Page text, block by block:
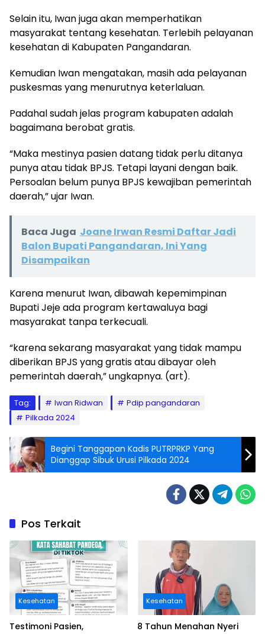
Selain itu, Iwan juga akan memperhatikan
masyarakat tentang kesehatan. Terlebih pelayanan
kesehatan di Kabupaten Pangandaran.
Kemudian Iwan mengatakan, masih ada pelayanan
puskesmas yang menurutnya keterlaluan.
Padahal sudah jelas program kabupaten adalah
bagaimana berobat gratis.
“Maka mestinya pasien datang tidak perlu ditanya
punya atau tidak BPJS. Tetapi layani dengan baik.
Persoalan belum punya BPJS kewajiban pemerintah
daerah,” ujar Iwan.
Baca Juga Joane Irwan Resmi Daftar Jadi
Balon Bupati Pangandaran, Ini Yang
Disampaikan
Karena menurut Iwan, dibawah kepemimpinan
Bupati Jeje ada program kertawaluya bagi
masyarakat tanpa terkecuali.
“karena sekarang masyarakat yang tidak mampu
diberikan BPJS yang gratis atau dibayar oleh
pemerintah daerah,” ungkapnya. (art).
Tag: Iwan Ridwan
Pdip pangandaran
Pilkada 2024
Begini Tanggapan Kadis PUTRPRKP Yang
Dianggap Sibuk Urusi Pilkada 2024
Pos Terkait
Kesehatan
Testimoni Pasien,
Kesehatan
8 Tahun Menahan Nyeri